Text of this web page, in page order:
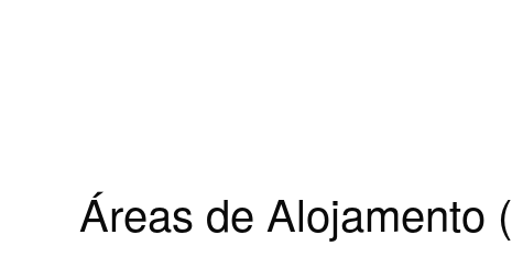
Áreas de Alojamento (